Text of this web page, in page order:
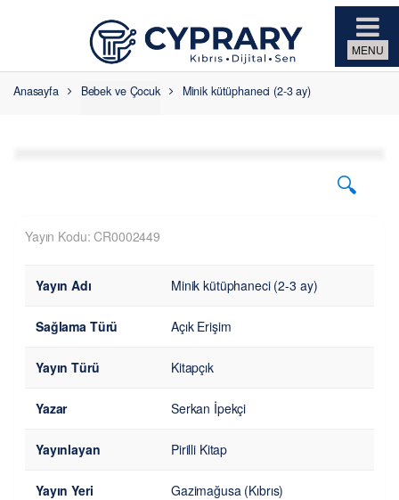
Anasayfa Bebek ve Çocuk Minik kütüphaneci (2-3 ay)
🔍
Yayın Kodu: CR0002449
Yayın Adı Minik kütüphaneci (2-3 ay)
Sağlama Türü Açık Erişim
Yayın Türü Kitapçık
Yazar Serkan İpekçi
Yayınlayan Pirilli Kitap
Yayın Yeri Gazimağusa (Kıbrıs)